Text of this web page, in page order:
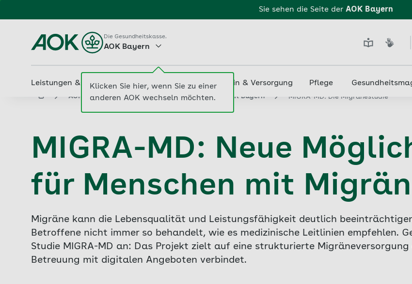
Sie sehen die Seite der AOK Bayern
Die Gesundheitskasse.
AOK Bayern
Leistungen & Services Medizin & Versorgung Pflege
aok.de AOK Bayern Aktuelle Nachrichten Ihrer AOK Bayern MIGRA-MD: Die Migränestudie
MIGRA-MD: Neue
für Menschen mit
Migräne kann die Lebensqualität und Leistungsfähigkeit deutlich
Betroffene nicht immer so behandelt, wie es medizinische Leitlinien empfehlen.
Studie MIGRA-MD an: Das Projekt zielt auf eine strukturierte
Betreuung mit digitalen Angeboten verbindet.